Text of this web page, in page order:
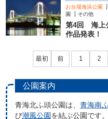
お台場海浜公園
園
その他
第4回 海上
作品発表！
最初 前 1 2
公園案内
青海北ふ頭公園は、 青海南
び潮風公園を結ぶ公園です。